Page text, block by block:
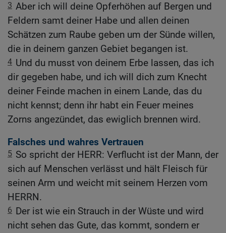
3 Aber ich will deine Opferhöhen auf Bergen und
Feldern samt deiner Habe und allen deinen
Schätzen zum Raube geben um der Sünde willen,
die in deinem ganzen Gebiet begangen ist.
4 Und du musst von deinem Erbe lassen, das ich
dir gegeben habe, und ich will dich zum Knecht
deiner Feinde machen in einem Lande, das du
nicht kennst; denn ihr habt ein Feuer meines
Zorns angezündet, das ewiglich brennen wird.
Falsches und wahres Vertrauen
5 So spricht der HERR: Verflucht ist der Mann, der
sich auf Menschen verlässt und hält Fleisch für
seinen Arm und weicht mit seinem Herzen vom
HERRN.
6 Der ist wie ein Strauch in der Wüste und wird
nicht sehen das Gute, das kommt, sondern er